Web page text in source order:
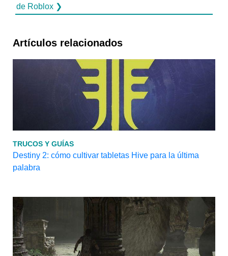
de Roblox ❯
Artículos relacionados
TRUCOS Y GUÍAS
Destiny 2: cómo cultivar tabletas Hive para la última
palabra